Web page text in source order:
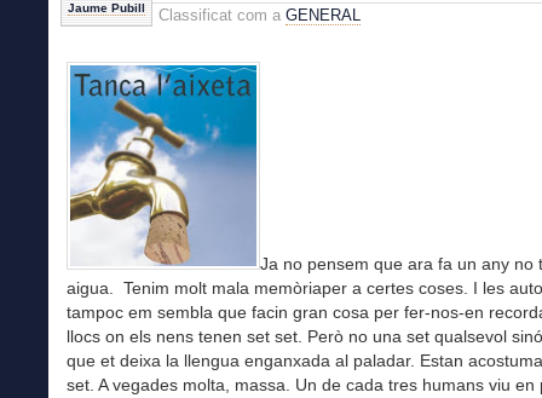
Jaume Pubill Classificat com a GENERAL
Ja no pensem que ara fa un any no
aigua. Tenim molt mala memòriaper a certes coses. I les
tampoc em sembla que facin gran cosa per fer-nos-en
llocs on els nens tenen set set. Però no una set qualsevol
que et deixa la llengua enganxada al paladar. Estan
set. A vegades molta, massa. Un de cada tres humans viu en